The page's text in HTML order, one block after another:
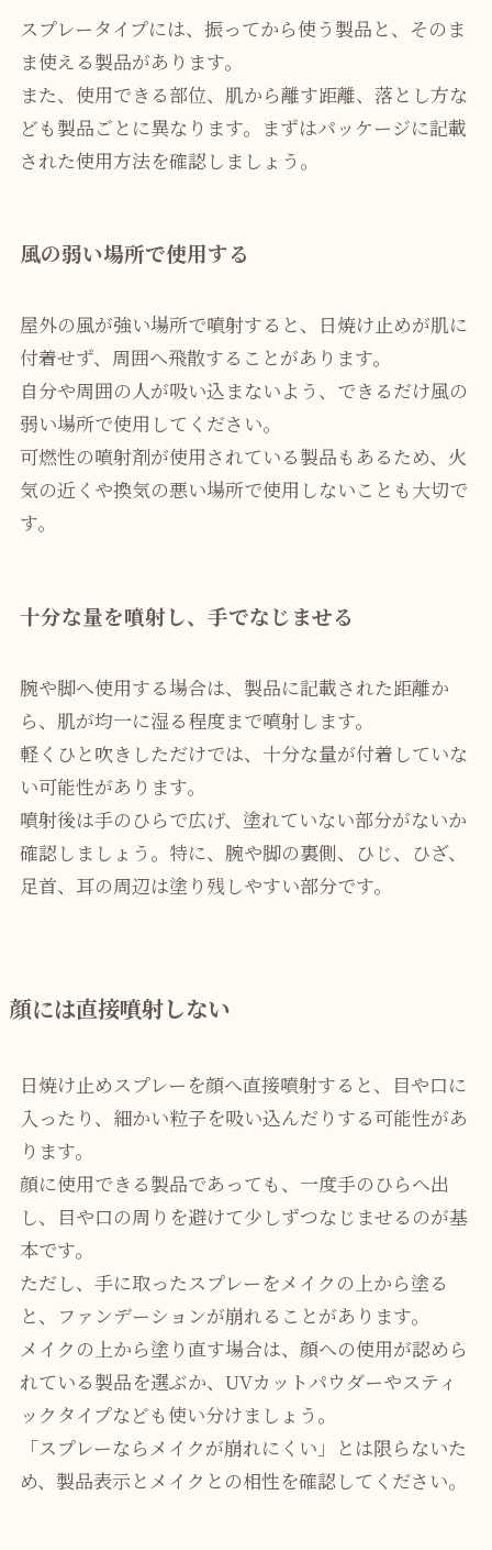
スプレータイプには、振ってから使う製品と、そのま
ま使える製品があります。
また、使用できる部位、肌から離す距離、落とし方な
ども製品ごとに異なります。まずはパッケージに記載
された使用方法を確認しましょう。
風の弱い場所で使用する
屋外の風が強い場所で噴射すると、日焼け止めが肌に
付着せず、周囲へ飛散することがあります。
自分や周囲の人が吸い込まないよう、できるだけ風の
弱い場所で使用してください。
可燃性の噴射剤が使用されている製品もあるため、火
気の近くや換気の悪い場所で使用しないことも大切で
す。
十分な量を噴射し、手でなじませる
腕や脚へ使用する場合は、製品に記載された距離か
ら、肌が均一に湿る程度まで噴射します。
軽くひと吹きしただけでは、十分な量が付着していな
い可能性があります。
噴射後は手のひらで広げ、塗れていない部分がないか
確認しましょう。特に、腕や脚の裏側、ひじ、ひざ、
足首、耳の周辺は塗り残しやすい部分です。
顔には直接噴射しない
日焼け止めスプレーを顔へ直接噴射すると、目や口に
入ったり、細かい粒子を吸い込んだりする可能性があ
ります。
顔に使用できる製品であっても、一度手のひらへ出
し、目や口の周りを避けて少しずつなじませるのが基
本です。
ただし、手に取ったスプレーをメイクの上から塗る
と、ファンデーションが崩れることがあります。
メイクの上から塗り直す場合は、顔への使用が認めら
れている製品を選ぶか、UVカットパウダーやスティ
ックタイプなども使い分けましょう。
「スプレーならメイクが崩れにくい」とは限らないた
め、製品表示とメイクとの相性を確認してください。